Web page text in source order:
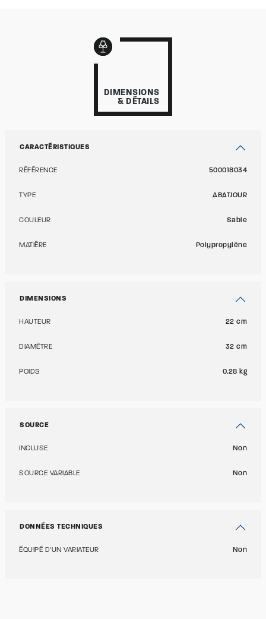
DIMENSIONS
& DÉTAILS
CARACTÉRISTIQUES
RÉFÉRENCE 500018034
TYPE ABATJOUR
COULEUR Sable
MATIÈRE Polypropylène
DIMENSIONS
HAUTEUR 22 cm
DIAMÈTRE 32 cm
POIDS 0.28 kg
SOURCE
INCLUSE Non
SOURCE VARIABLE Non
DONNÉES TECHNIQUES
ÉQUIPÉ D'UN VARIATEUR Non